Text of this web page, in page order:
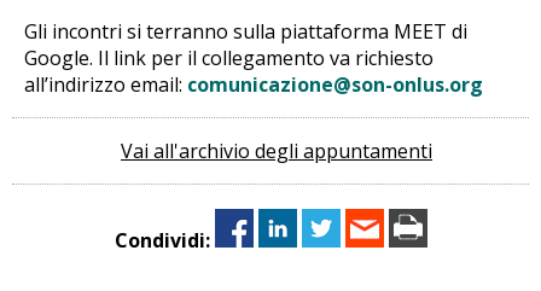
Gli incontri si terranno sulla piattaforma MEET di
Google. Il link per il collegamento va richiesto
all’indirizzo email: comunicazione@son-onlus.org
Vai all'archivio degli appuntamenti
Condividi: